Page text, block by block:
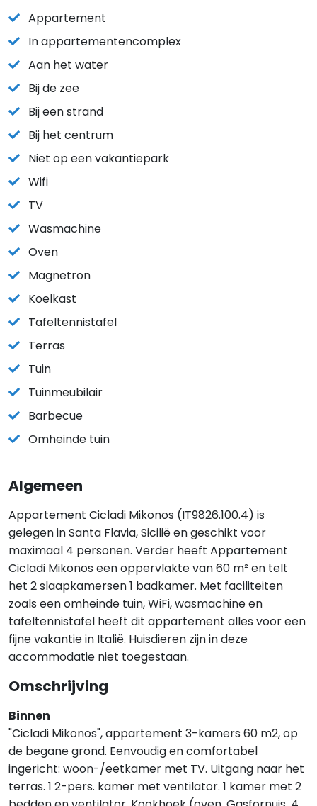
Appartement
In appartementencomplex
Aan het water
Bij de zee
Bij een strand
Bij het centrum
Niet op een vakantiepark
Wifi
TV
Wasmachine
Oven
Magnetron
Koelkast
Tafeltennistafel
Terras
Tuin
Tuinmeubilair
Barbecue
Omheinde tuin
Algemeen
Appartement Cicladi Mikonos (IT9826.100.4) is
gelegen in Santa Flavia, Sicilië en geschikt voor
maximaal 4 personen. Verder heeft Appartement
Cicladi Mikonos een oppervlakte van 60 m² en telt
het 2 slaapkamersen 1 badkamer. Met faciliteiten
zoals een omheinde tuin, WiFi, wasmachine en
tafeltennistafel heeft dit appartement alles voor een
fijne vakantie in Italië. Huisdieren zijn in deze
accommodatie niet toegestaan.
Omschrijving
Binnen
"Cicladi Mikonos", appartement 3-kamers 60 m2, op
de begane grond. Eenvoudig en comfortabel
ingericht: woon-/eetkamer met TV. Uitgang naar het
terras. 1 2-pers. kamer met ventilator. 1 kamer met 2